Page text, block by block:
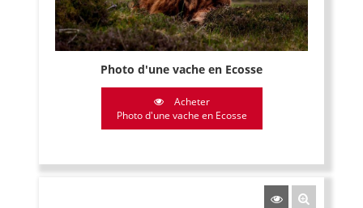
Photo d'une vache en Ecosse
Acheter
Photo d'une vache en Ecosse